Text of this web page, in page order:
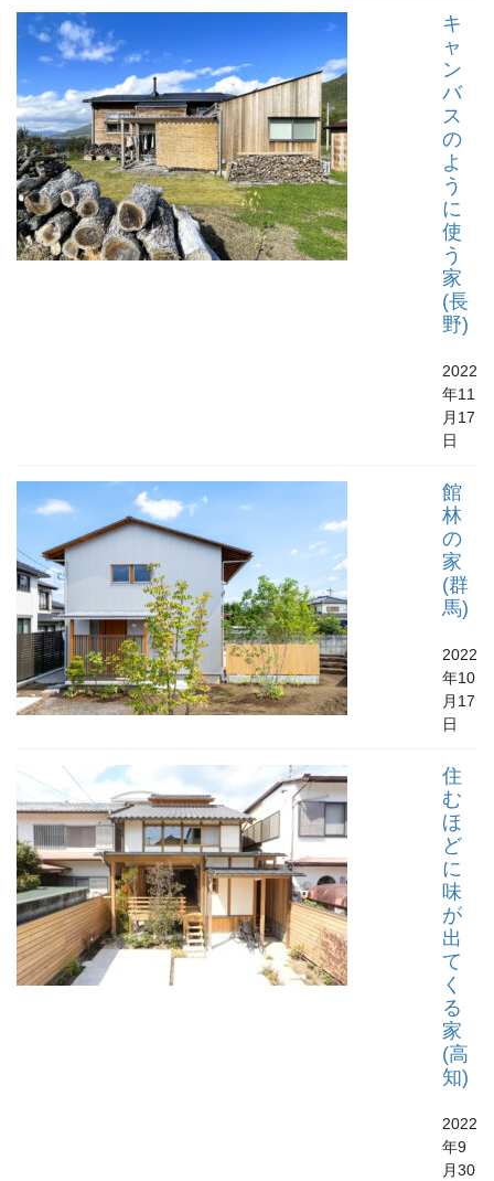
キ
ャ
ン
バ
ス
の
よ
う
に
使
う
家
(長
野)
2022
年11
月17
日
館
林
の
家
(群
馬)
2022
年10
月17
日
住
む
ほ
ど
に
味
が
出
て
く
る
家
(高
知)
2022
年9
月30